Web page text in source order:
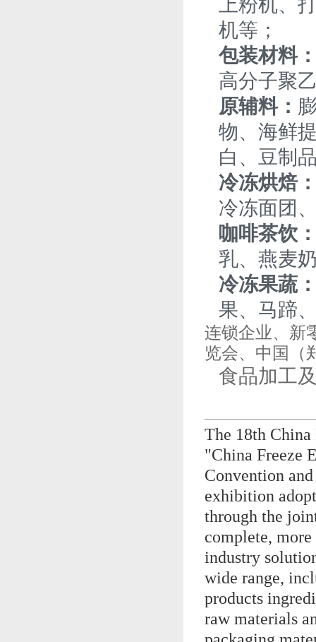
上粉机、
机等；
包装材料
高分子聚
原辅料：
物、海鲜
白、豆制
冷冻烘焙
冷冻面团
咖啡茶饮
乳、燕麦
冷冻果蔬
果、马蹄
连锁企业、新
览会、中国（
食品加工
The 18th China
"China Freeze
Convention
exhibition
through the
complete,
industry
wide range,
products
raw materials